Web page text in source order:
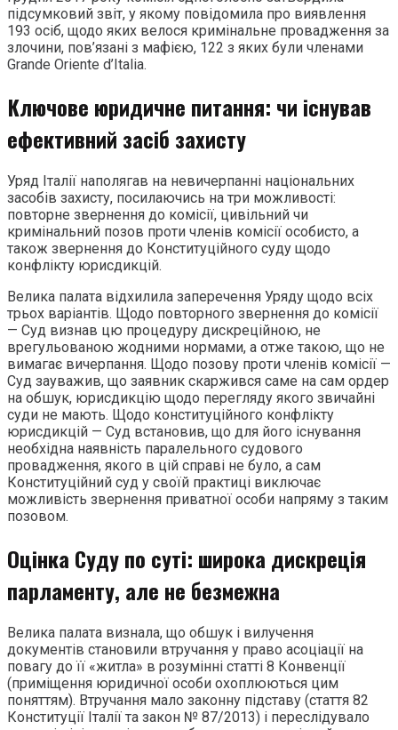
підсумковий звіт, у якому повідомила про виявлення
193 осіб, щодо яких велося кримінальне провадження за
злочини, пов’язані з мафією, 122 з яких були членами
Grande Oriente d’Italia.
Ключове юридичне питання: чи існував
ефективний засіб захисту
Уряд Італії наполягав на невичерпанні національних
засобів захисту, посилаючись на три можливості:
повторне звернення до комісії, цивільний чи
кримінальний позов проти членів комісії особисто, а
також звернення до Конституційного суду щодо
конфлікту юрисдикцій.
Велика палата відхилила заперечення Уряду щодо всіх
трьох варіантів. Щодо повторного звернення до комісії
— Суд визнав цю процедуру дискреційною, не
врегульованою жодними нормами, а отже такою, що не
вимагає вичерпання. Щодо позову проти членів комісії —
Суд зауважив, що заявник скаржився саме на сам ордер
на обшук, юрисдикцію щодо перегляду якого звичайні
суди не мають. Щодо конституційного конфлікту
юрисдикцій — Суд встановив, що для його існування
необхідна наявність паралельного судового
провадження, якого в цій справі не було, а сам
Конституційний суд у своїй практиці виключає
можливість звернення приватної особи напряму з таким
позовом.
Оцінка Суду по суті: широка дискреція
парламенту, але не безмежна
Велика палата визнала, що обшук і вилучення
документів становили втручання у право асоціації на
повагу до її «житла» в розумінні статті 8 Конвенції
(приміщення юридичної особи охоплюються цим
поняттям). Втручання мало законну підставу (стаття 82
Конституції Італії та закон № 87/2013) і переслідувало